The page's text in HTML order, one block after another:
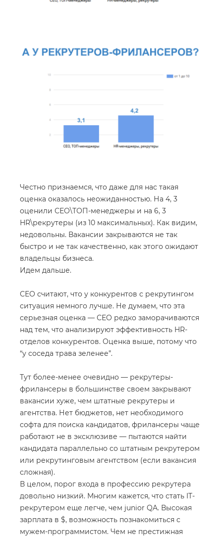
Честно признаемся, что даже для нас такая
оценка оказалось неожиданностью. На 4, 3
оценили СЕО\ТОП-менеджеры и на 6, 3
HR\рекрутеры (из 10 максимальных). Как видим,
недовольны. Вакансии закрываются не так
быстро и не так качественно, как этого ожидают
владельцы бизнеса.
Идем дальше.
СЕО считают, что у конкурентов с рекрутингом
ситуация немного лучше. Не думаем, что эта
серьезная оценка — СЕО редко заморачиваются
над тем, что анализируют эффективность HR-
отделов конкурентов. Оценка выше, потому что
“у соседа трава зеленее”.
Тут более-менее очевидно — рекрутеры-
фрилансеры в большинстве своем закрывают
вакансии хуже, чем штатные рекрутеры и
агентства. Нет бюджетов, нет необходимого
софта для поиска кандидатов, фрилансеры чаще
работают не в эксклюзиве — пытаются найти
кандидата параллельно со штатным рекрутером
или рекрутинговым агентством (если вакансия
сложная).
В целом, порог входа в профессию рекрутера
довольно низкий. Многим кажется, что стать IT-
рекрутером еще легче, чем junior QA. Высокая
зарплата в $, возможность познакомиться с
мужем-программистом. Чем не престижная